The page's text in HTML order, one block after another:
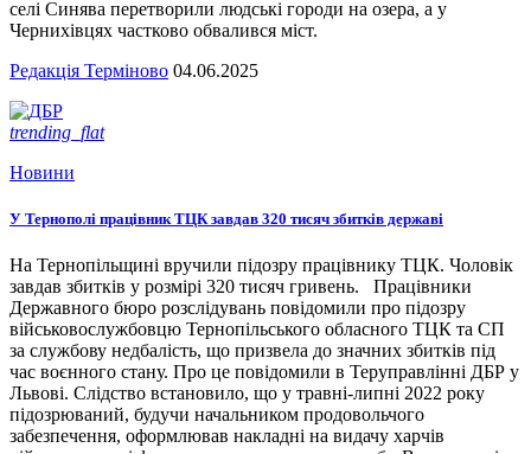
селі Синява перетворили людські городи на озера, а у
Чернихівцях частково обвалився міст.
Редакція Терміново 04.06.2025
trending_flat
Новини
У Тернополі працівник ТЦК завдав 320 тисяч збитків державі
На Тернопільщині вручили підозру працівнику ТЦК. Чоловік
завдав збитків у розмірі 320 тисяч гривень. Працівники
Державного бюро розслідувань повідомили про підозру
військовослужбовцю Тернопільського обласного ТЦК та СП
за службову недбалість, що призвела до значних збитків під
час воєнного стану. Про це повідомили в Теруправлінні ДБР у
Львові. Слідство встановило, що у травні-липні 2022 року
підозрюваний, будучи начальником продовольчого
забезпечення, оформлював накладні на видачу харчів